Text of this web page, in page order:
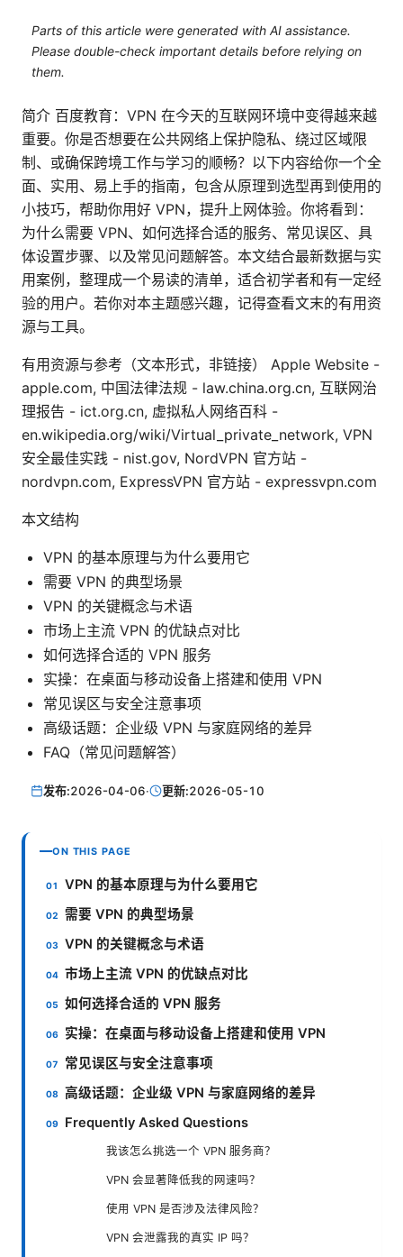
Parts of this article were generated with AI assistance.
Please double-check important details before relying on
them.
简介 百度教育：VPN 在今天的互联网环境中变得越来越
重要。你是否想要在公共网络上保护隐私、绕过区域限
制、或确保跨境工作与学习的顺畅？以下内容给你一个全
面、实用、易上手的指南，包含从原理到选型再到使用的
小技巧，帮助你用好 VPN，提升上网体验。你将看到：
为什么需要 VPN、如何选择合适的服务、常见误区、具
体设置步骤、以及常见问题解答。本文结合最新数据与实
用案例，整理成一个易读的清单，适合初学者和有一定经
验的用户。若你对本主题感兴趣，记得查看文末的有用资
源与工具。
有用资源与参考（文本形式，非链接） Apple Website -
apple.com, 中国法律法规 - law.china.org.cn, 互联网治
理报告 - ict.org.cn, 虚拟私人网络百科 -
en.wikipedia.org/wiki/Virtual_private_network, VPN
安全最佳实践 - nist.gov, NordVPN 官方站 -
nordvpn.com, ExpressVPN 官方站 - expressvpn.com
本文结构
VPN 的基本原理与为什么要用它
需要 VPN 的典型场景
VPN 的关键概念与术语
市场上主流 VPN 的优缺点对比
如何选择合适的 VPN 服务
实操：在桌面与移动设备上搭建和使用 VPN
常见误区与安全注意事项
高级话题：企业级 VPN 与家庭网络的差异
FAQ（常见问题解答）
发布:2026-04-06· 更新:2026-05-10
ON THIS PAGE
VPN 的基本原理与为什么要用它
需要 VPN 的典型场景
VPN 的关键概念与术语
市场上主流 VPN 的优缺点对比
如何选择合适的 VPN 服务
实操：在桌面与移动设备上搭建和使用 VPN
常见误区与安全注意事项
高级话题：企业级 VPN 与家庭网络的差异
Frequently Asked Questions
我该怎么挑选一个 VPN 服务商？
VPN 会显著降低我的网速吗？
使用 VPN 是否涉及法律风险？
VPN 会泄露我的真实 IP 吗？